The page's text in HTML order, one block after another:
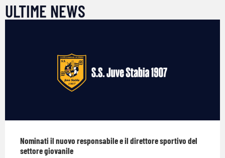
ULTIME NEWS
Nominati il nuovo responsabile e il direttore sportivo del
settore giovanile